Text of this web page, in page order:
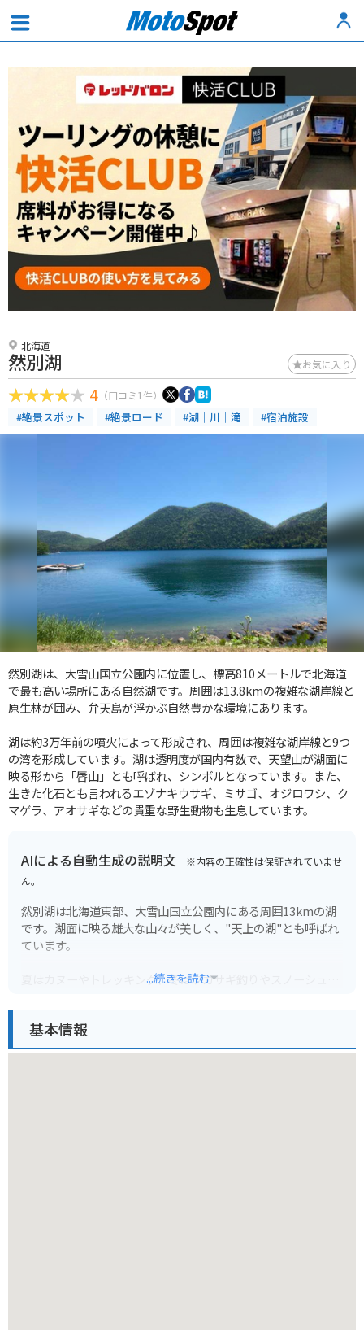
北海道
然別湖 お気に入り
4 （口コミ1件）
#絶景スポット #絶景ロード #湖｜川｜滝 #宿泊施設
然別湖は、大雪山国立公園内に位置し、標高810メートルで北海道
で最も高い場所にある自然湖です。周囲は13.8kmの複雑な湖岸線と
原生林が囲み、弁天島が浮かぶ自然豊かな環境にあります。
湖は約3万年前の噴火によって形成され、周囲は複雑な湖岸線と9つ
の湾を形成しています。湖は透明度が国内有数で、天望山が湖面に
映る形から「唇山」とも呼ばれ、シンボルとなっています。また、
生きた化石とも言われるエゾナキウサギ、ミサゴ、オジロワシ、ク
マゲラ、アオサギなどの貴重な野生動物も生息しています。
AIによる自動生成の説明文 ※内容の正確性は保証されていませ
ん。
然別湖は北海道東部、大雪山国立公園内にある周囲13kmの湖
です。湖面に映る雄大な山々が美しく、"天上の湖"とも呼ばれ
ています。
夏はカヌーやトレッキング、冬はワカサギ釣りやスノーシュー
的な絶景として人気です。然別湖周辺には温泉宿も点在してお
り、大自然の中でゆったりと過ごすことができます。
...続きを読む
基本情報